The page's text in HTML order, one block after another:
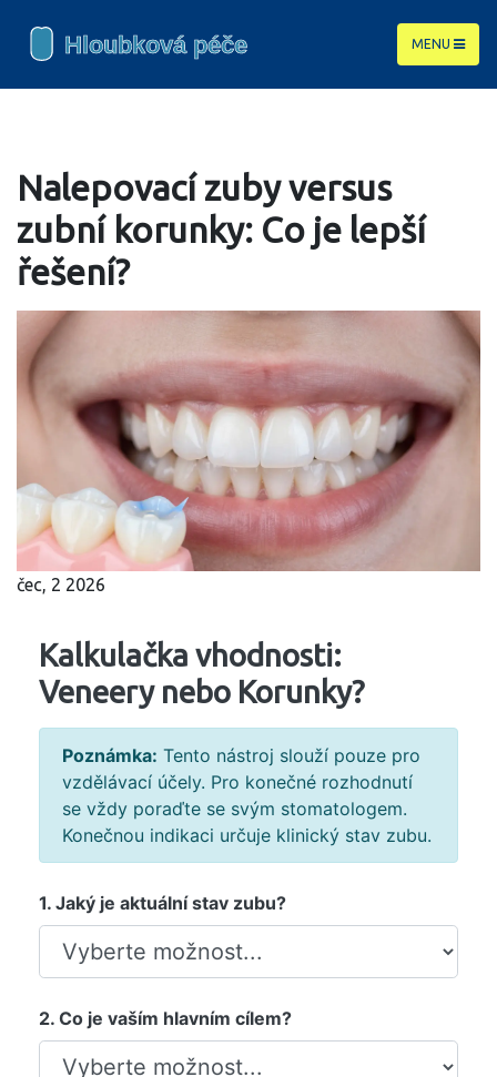
MENU
Nalepovací zuby versus
zubní korunky: Co je lepší
řešení?
čec, 2 2026
Kalkulačka vhodnosti:
Veneery nebo Korunky?
Poznámka: Tento nástroj slouží pouze pro
vzdělávací účely. Pro konečné rozhodnutí
se vždy poraďte se svým stomatologem.
Konečnou indikaci určuje klinický stav zubu.
1. Jaký je aktuální stav zubu?
2. Co je vaším hlavním cílem?